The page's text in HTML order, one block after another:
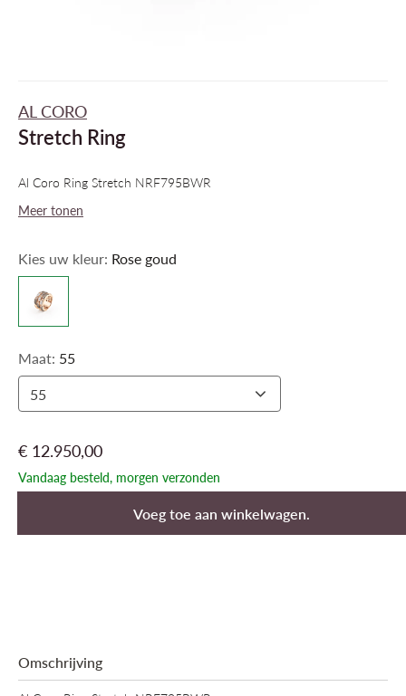
AL CORO
Stretch Ring
Al Coro Ring Stretch NRF795BWR
Meer tonen
Kies uw kleur: Rose goud
Maat: 55
55
€ 12.950,00
Vandaag besteld, morgen verzonden
Voeg toe aan winkelwagen.
Omschrijving